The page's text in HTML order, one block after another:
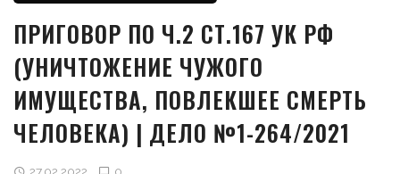
ПРИГОВОР ПО Ч.2 СТ.167 УК РФ
(УНИЧТОЖЕНИЕ ЧУЖОГО
ИМУЩЕСТВА, ПОВЛЕКШЕЕ СМЕРТЬ
ЧЕЛОВЕКА) | ДЕЛО №1-264/2021